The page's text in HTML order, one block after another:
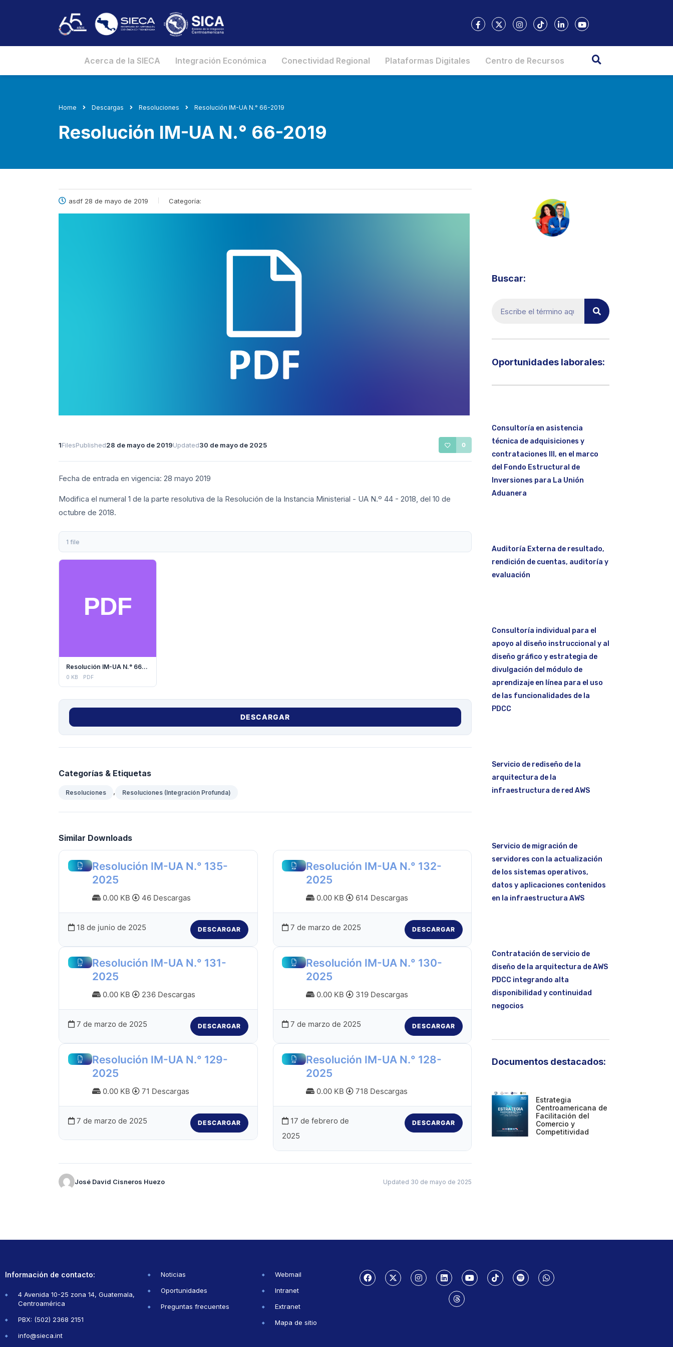
Acerca de la SIECA Integración Económica Conectividad Regional Plataformas Digitales Centro de Recursos
Home Descargas Resoluciones Resolución IM-UA N.° 66-2019
Resolución IM-UA N.° 66-2019
asdf 28 de mayo de 2019 Categoría:
1FilesPublished28 de mayo de 2019Updated30 de mayo de 2025 0
Fecha de entrada en vigencia: 28 mayo 2019
Modifica el numeral 1 de la parte resolutiva de la Resolución de la Instancia Ministerial - UA N.º 44 - 2018, del 10 de
octubre de 2018.
1 file
Resolución IM-UA N.° 66-2019
0 KB PDF
DESCARGAR
Categorías & Etiquetas
Resoluciones , Resoluciones (Integración Profunda)
Similar Downloads
Resolución IM-UA N.° 135-
2025
0.00 KB 46 Descargas
18 de junio de 2025 DESCARGAR
Resolución IM-UA N.° 132-
2025
0.00 KB 614 Descargas
7 de marzo de 2025 DESCARGAR
Resolución IM-UA N.° 131-
2025
0.00 KB 236 Descargas
7 de marzo de 2025 DESCARGAR
Resolución IM-UA N.° 130-
2025
0.00 KB 319 Descargas
7 de marzo de 2025 DESCARGAR
Resolución IM-UA N.° 129-
2025
0.00 KB 71 Descargas
7 de marzo de 2025 DESCARGAR
Resolución IM-UA N.° 128-
2025
0.00 KB 718 Descargas
17 de febrero de
2025
DESCARGAR
José David Cisneros Huezo Updated 30 de mayo de 2025
Buscar:
Oportunidades laborales:​
Consultoría en asistencia
técnica de adquisiciones y
contrataciones III, en el marco
del Fondo Estructural de
Inversiones para La Unión
Aduanera
Auditoría Externa de resultado,
rendición de cuentas, auditoría y
evaluación
Consultoría individual para el
apoyo al diseño instruccional y al
diseño gráfico y estrategia de
divulgación del módulo de
aprendizaje en línea para el uso
de las funcionalidades de la
PDCC
Servicio de rediseño de la
arquitectura de la
infraestructura de red AWS
Servicio de migración de
servidores con la actualización
de los sistemas operativos,
datos y aplicaciones contenidos
en la infraestructura AWS
Contratación de servicio de
diseño de la arquitectura de AWS
PDCC integrando alta
disponibilidad y continuidad
negocios
Documentos destacados:
Estrategia
Centroamericana de
Facilitación del
Comercio y
Competitividad
Información de contacto:
4 Avenida 10-25 zona 14, Guatemala,
Centroamérica
PBX: (502) 2368 2151
info@sieca.int
Noticias
Oportunidades
Preguntas frecuentes
Webmail
Intranet
Extranet
Mapa de sitio